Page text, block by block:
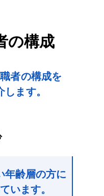
の構成
者の構成を
ます。
年齢層の方に
います。